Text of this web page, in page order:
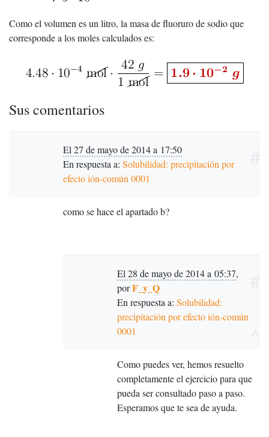
Como el volumen es un litro, la masa de fluoruro de sodio que
corresponde a los moles calculados es:
Sus comentarios
El 27 de mayo de 2014 a 17:50
En respuesta a: Solubilidad: precipitación por
efecto ión-común 0001
como se hace el apartado b?
El 28 de mayo de 2014 a 05:37,
porF_y_Q
En respuesta a: Solubilidad:
precipitación por efecto ión-común
0001
Como puedes ver, hemos resuelto
completamente el ejercicio para que
pueda ser consultado paso a paso.
Esperamos que te sea de ayuda.